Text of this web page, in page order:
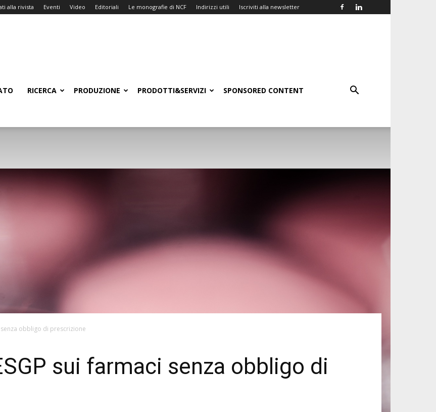
alla rivista Eventi Video Editoriali Le monografie di NCF Indirizzi utili Iscriviti alla newsletter
RICERCA PRODUZIONE PRODOTTI&SERVIZI SPONSORED CONTENT
obbligo di prescrizione
sui farmaci senza obbligo di